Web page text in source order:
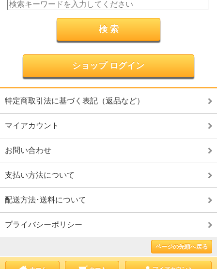
ショップ ログイン
特定商取引法に基づく表記（返品など）
マイアカウント
お問い合わせ
支払い方法について
配送方法･送料について
プライバシーポリシー
ページの先頭へ戻る